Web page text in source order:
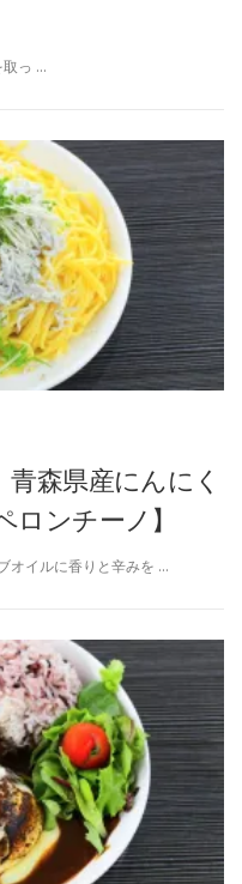
取っ …
青森県産にんにく
ンチーノ】
オイルに香りと辛みを …